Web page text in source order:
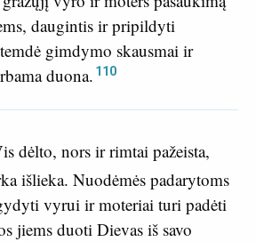
daugintis ir pripildyti
gimdymo skausmai ir
duona. 110
dėlto, nors ir rimtai pažeista,
išlieka. Nuodėmės padarytoms
vyrui ir moteriai turi padėti
jiems duoti Dievas iš savo